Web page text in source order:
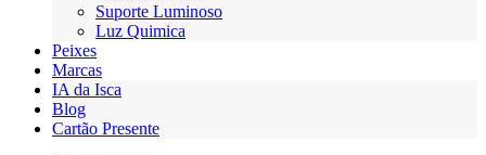
Suporte Luminoso
Luz Quimica
Peixes
Marcas
IA da Isca
Blog
Cartão Presente